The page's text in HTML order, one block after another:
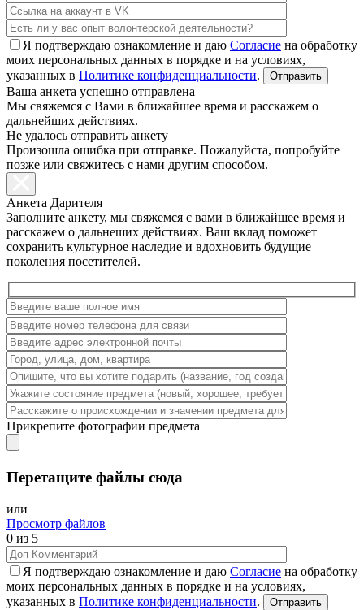
Я подтверждаю ознакомление и даю Согласие на обработку
моих персональных данных в порядке и на условиях,
указанных в Политике конфиденциальности.
Ваша анкета успешно отправлена
Мы свяжемся с Вами в ближайшее время и расскажем о
дальнейших действиях.
Не удалось отправить анкету
Произошла ошибка при отправке. Пожалуйста, попробуйте
позже или свяжитесь с нами другим способом.
Анкета Дарителя
Заполните анкету, мы свяжемся с вами в ближайшее время и
расскажем о дальнеших действиях. Ваш вклад поможет
сохранить культурное наследие и вдохновить будущие
поколения посетителей.
Прикрепите фотографии предмета
Перетащите файлы сюда
или
Просмотр файлов
0 из 5
Я подтверждаю ознакомление и даю Согласие на обработку
моих персональных данных в порядке и на условиях,
указанных в Политике конфиденциальности.